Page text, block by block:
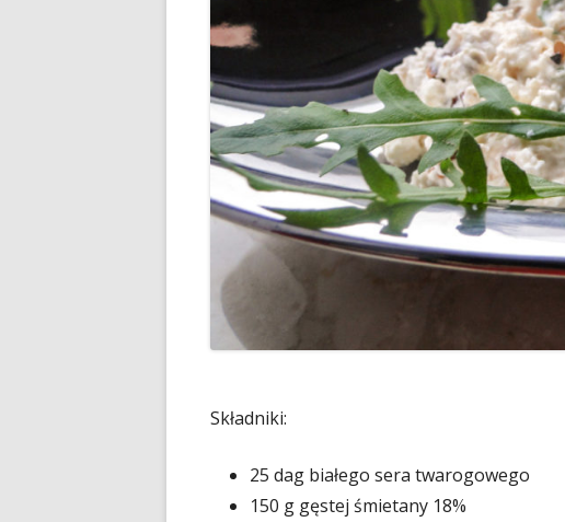
Składniki:
25 dag białego sera twarogowego
150 g gęstej śmietany 18%